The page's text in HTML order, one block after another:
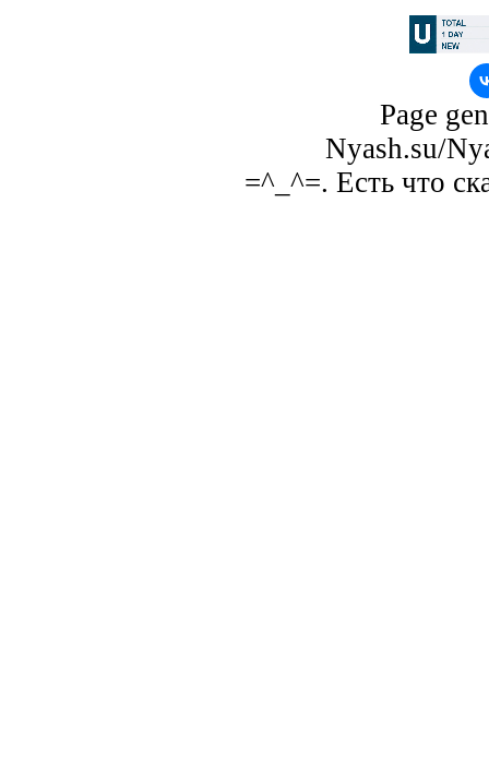
Page
Nyash.su/
=^_^=. Есть что